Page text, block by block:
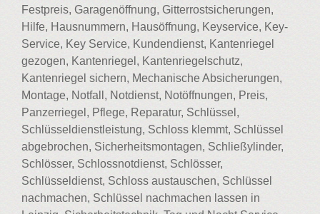
Festpreis, Garagenöffnung, Gitterrostsicherungen,
Hilfe, Hausnummern, Hausöffnung, Keyservice, Key-
Service, Key Service, Kundendienst, Kantenriegel
gezogen, Kantenriegel, Kantenriegelschutz,
Kantenriegel sichern, Mechanische Absicherungen,
Montage, Notfall, Notdienst, Notöffnungen, Preis,
Panzerriegel, Pflege, Reparatur, Schlüssel,
Schlüsseldienstleistung, Schloss klemmt, Schlüssel
abgebrochen, Sicherheitsmontagen, Schließylinder,
Schlösser, Schlossnotdienst, Schlösser,
Schlüsseldienst, Schloss austauschen, Schlüssel
nachmachen, Schlüssel nachmachen lassen in